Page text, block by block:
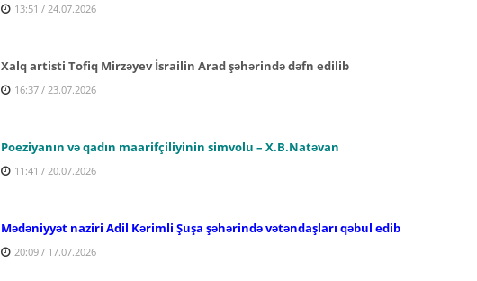
13:51 / 24.07.2026
Xalq artisti Tofiq Mirzəyev İsrailin Arad şəhərində dəfn edilib
16:37 / 23.07.2026
Poeziyanın və qadın maarifçiliyinin simvolu – X.B.Natəvan
11:41 / 20.07.2026
Mədəniyyət naziri Adil Kərimli Şuşa şəhərində vətəndaşları qəbul edib
20:09 / 17.07.2026